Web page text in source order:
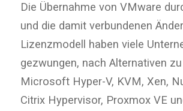
Die Übernahme von VMware
und die damit verbundenen
Lizenzmodell haben viele
gezwungen, nach Alternativen
Microsoft Hyper-V, KVM, Xen,
Citrix Hypervisor, Proxmox VE